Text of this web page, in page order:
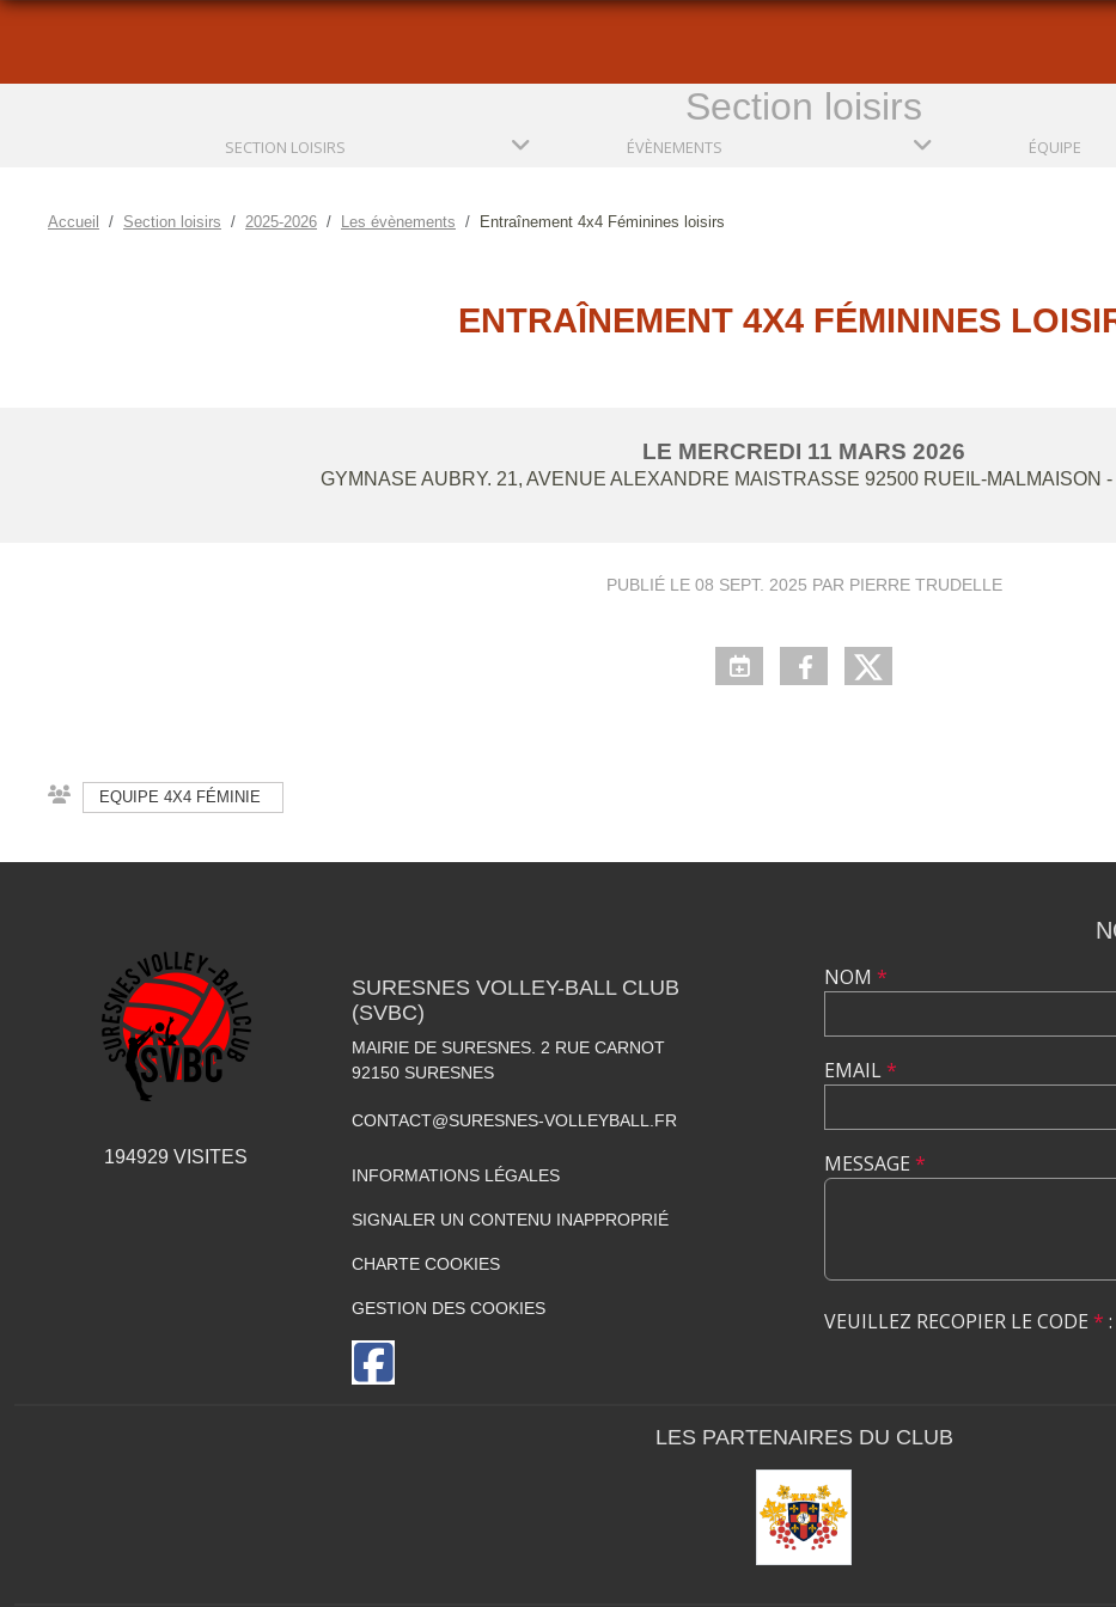
Section loisirs
SECTION LOISIRS ÉVÈNEMENTS ÉQUIPE
Accueil Section loisirs 2025-2026 Les évènements Entraînement 4x4 Féminines loisirs
ENTRAÎNEMENT 4X4 FÉMININES
LE MERCREDI 11 MARS 2026
GYMNASE AUBRY. 21, AVENUE ALEXANDRE MAISTRASSE 92500 RUEIL-MALMAISON -
PUBLIÉ LE 08 SEPT. 2025 PAR PIERRE TRUDELLE
EQUIPE 4X4 FÉMINIE
194929 VISITES
SURESNES VOLLEY-BALL CLUB
(SVBC)
MAIRIE DE SURESNES. 2 RUE CARNOT
92150 SURESNES
CONTACT@SURESNES-VOLLEYBALL.FR
INFORMATIONS LÉGALES
SIGNALER UN CONTENU INAPPROPRIÉ
CHARTE COOKIES
GESTION DES COOKIES
NOM *
EMAIL*
MESSAGE *
VEUILLEZ RECOPIER LE CODE * :
LES PARTENAIRES DU CLUB